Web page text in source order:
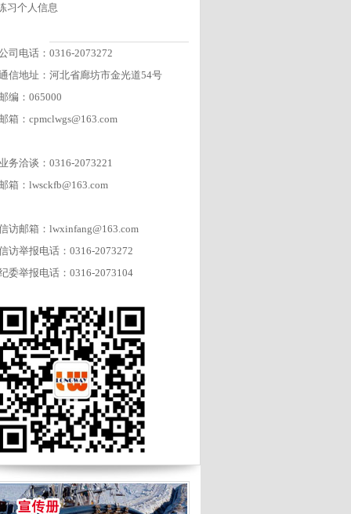
习个人信息
司电话：0316-2073272
信地址：河北省廊坊市金光道54号
编：065000
箱：cpmclwgs@163.com
务洽谈：0316-2073221
箱：lwsckfb@163.com
访邮箱：lwxinfang@163.com
访举报电话：0316-2073272
委举报电话：0316-2073104